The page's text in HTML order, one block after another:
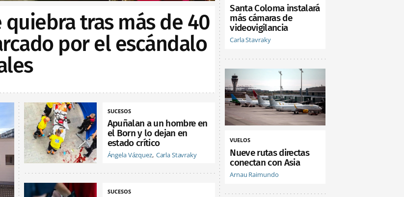
quiebra tras más de 40
por el escándalo
SUCESOS
Apuñalan a un hombre en
el Born y lo dejan en
estado crítico
Ángela Vázquez Carla Stavraky
SUCESOS
Santa Coloma instalará
más cámaras de
videovigilancia
Carla Stavraky
VUELOS
Nueve rutas directas
conectan con Asia
Arnau Raimundo